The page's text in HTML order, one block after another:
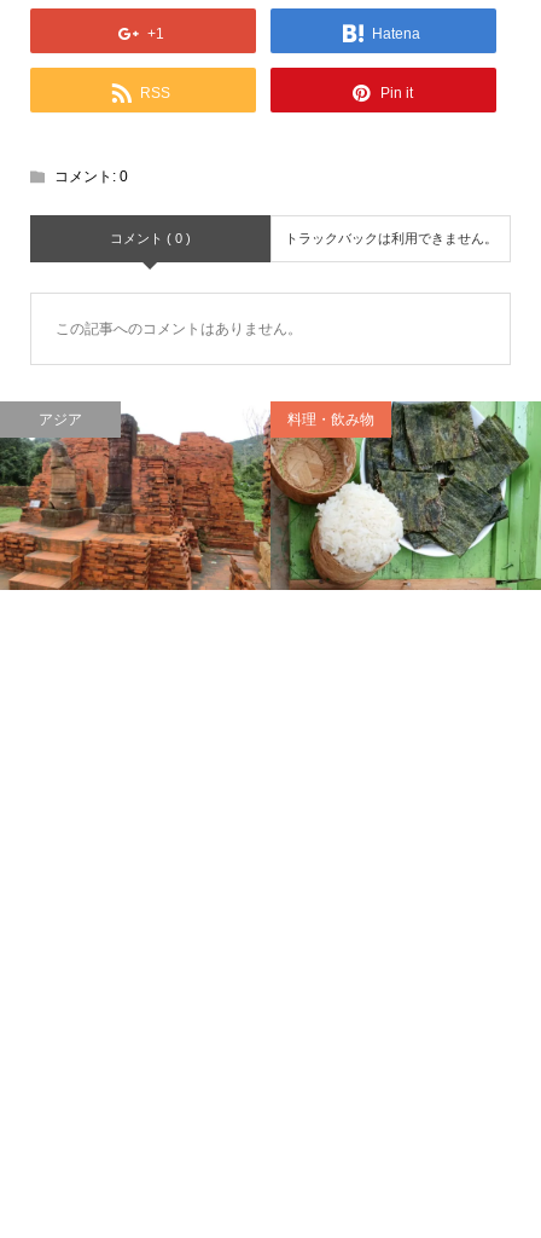
+1 Hatena
RSS Pin it
コメント: 0
コメント ( 0 ) トラックバックは利用できません。
この記事へのコメントはありません。
アジア 料理・飲み物